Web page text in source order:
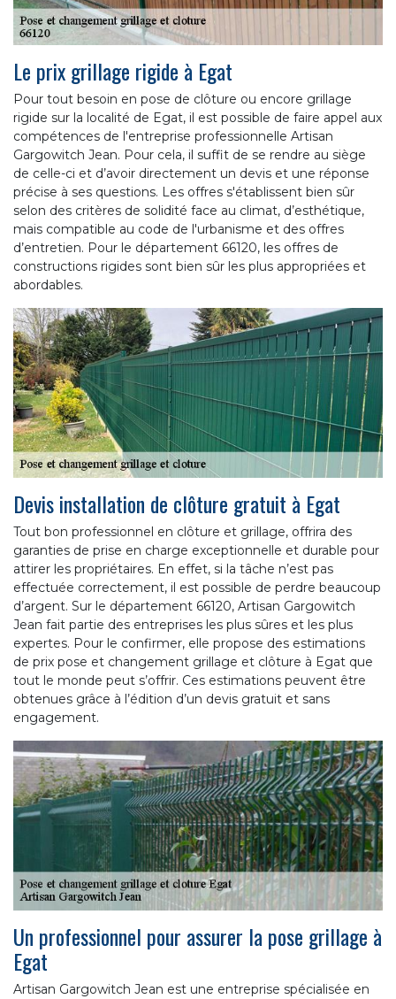
Le prix grillage rigide à Egat
Pour tout besoin en pose de clôture ou encore grillage
rigide sur la localité de Egat, il est possible de faire appel aux
compétences de l'entreprise professionnelle Artisan
Gargowitch Jean. Pour cela, il suffit de se rendre au siège
de celle-ci et d’avoir directement un devis et une réponse
précise à ses questions. Les offres s'établissent bien sûr
selon des critères de solidité face au climat, d’esthétique,
mais compatible au code de l'urbanisme et des offres
d’entretien. Pour le département 66120, les offres de
constructions rigides sont bien sûr les plus appropriées et
abordables.
Devis installation de clôture gratuit à Egat
Tout bon professionnel en clôture et grillage, offrira des
garanties de prise en charge exceptionnelle et durable pour
attirer les propriétaires. En effet, si la tâche n’est pas
effectuée correctement, il est possible de perdre beaucoup
d’argent. Sur le département 66120, Artisan Gargowitch
Jean fait partie des entreprises les plus sûres et les plus
expertes. Pour le confirmer, elle propose des estimations
de prix pose et changement grillage et clôture à Egat que
tout le monde peut s’offrir. Ces estimations peuvent être
obtenues grâce à l’édition d’un devis gratuit et sans
engagement.
Un professionnel pour assurer la pose grillage à
Egat
Artisan Gargowitch Jean est une entreprise spécialisée en